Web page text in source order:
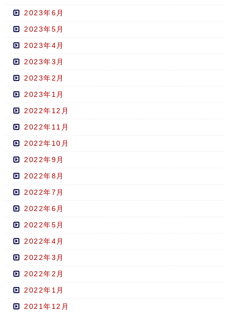
2023年6月
2023年5月
2023年4月
2023年3月
2023年2月
2023年1月
2022年12月
2022年11月
2022年10月
2022年9月
2022年8月
2022年7月
2022年6月
2022年5月
2022年4月
2022年3月
2022年2月
2022年1月
2021年12月